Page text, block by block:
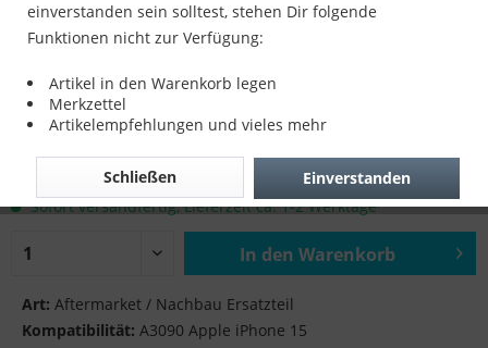
9,90 € *
zzgl. Versandkosten
Sofort versandfertig, Lieferzeit ca. 1-2 Werktage
In den Warenkorb
Hinzugefügt
Art: Aftermarket / Nachbau Ersatzteil
Kompatibilität: A3090 Apple iPhone 15
einverstanden sein solltest, stehen Dir folgende
Funktionen nicht zur Verfügung:
Artikel in den Warenkorb legen
Merkzettel
Artikelempfehlungen und vieles mehr
Einverstanden
Schließen